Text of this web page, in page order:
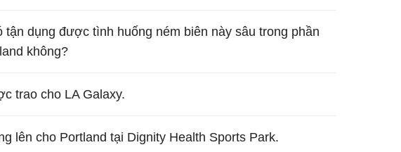
tận dụng được tình huống ném biên này sâu trong phần
không?
trao cho LA Galaxy.
lên cho Portland tại Dignity Health Sports Park.